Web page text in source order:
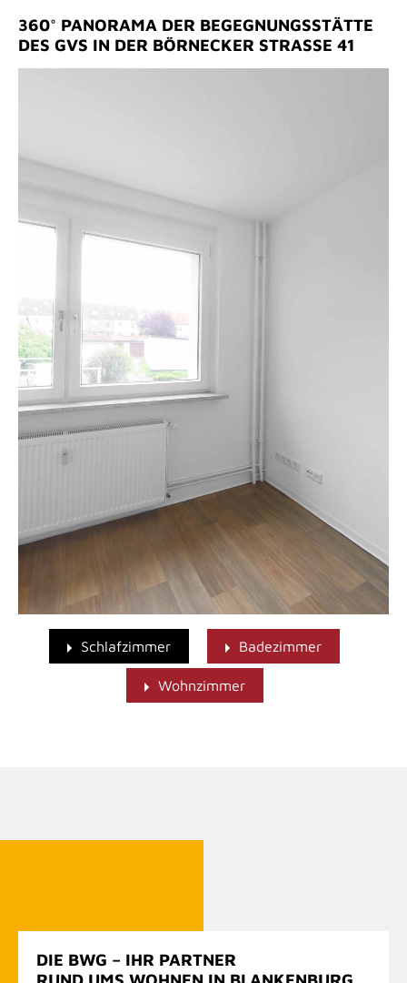
360° PANORAMA DER BEGEGNUNGSSTÄTTE
DES GVS IN DER BÖRNECKER STRASSE 41
Schlafzimmer Badezimmer
Wohnzimmer
DIE BWG – IHR PARTNER